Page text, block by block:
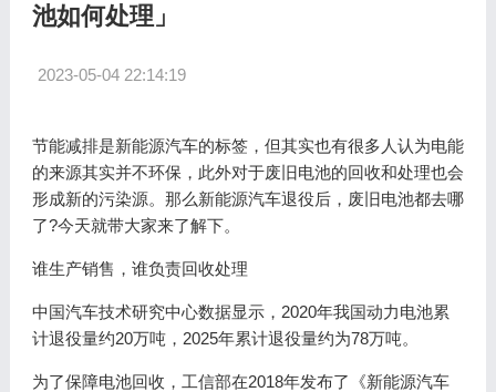
池如何处理」
2023-05-04 22:14:19
节能减排是新能源汽车的标签，但其实也有很多人认为电能
的来源其实并不环保，此外对于废旧电池的回收和处理也会
形成新的污染源。那么新能源汽车退役后，废旧电池都去哪
了?今天就带大家来了解下。
谁生产销售，谁负责回收处理
中国汽车技术研究中心数据显示，2020年我国动力电池累
计退役量约20万吨，2025年累计退役量约为78万吨。
为了保障电池回收，工信部在2018年发布了《新能源汽车